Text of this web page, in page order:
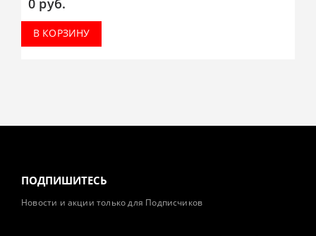
0 руб.
В КОРЗИНУ
ПОДПИШИТЕСЬ
Новости и акции только для Подписчиков